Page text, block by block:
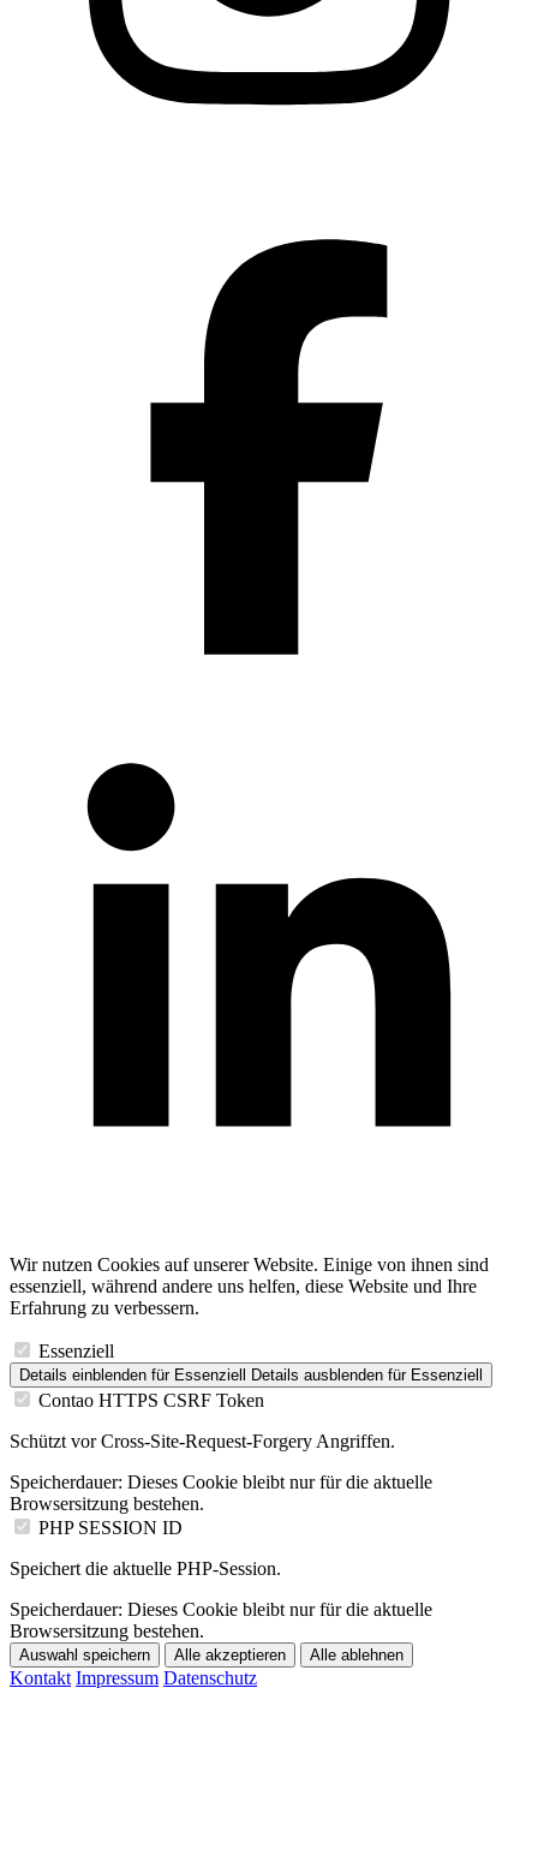
Wir nutzen Cookies auf unserer Website. Einige von ihnen sind
essenziell, während andere uns helfen, diese Website und Ihre
Erfahrung zu verbessern.
Essenziell
Details einblenden für Essenziell Details ausblenden für Essenziell
Contao HTTPS CSRF Token
Schützt vor Cross-Site-Request-Forgery Angriffen.
Speicherdauer: Dieses Cookie bleibt nur für die aktuelle
Browsersitzung bestehen.
PHP SESSION ID
Speichert die aktuelle PHP-Session.
Speicherdauer: Dieses Cookie bleibt nur für die aktuelle
Browsersitzung bestehen.
Auswahl speichern Alle akzeptieren Alle ablehnen
Kontakt Impressum Datenschutz